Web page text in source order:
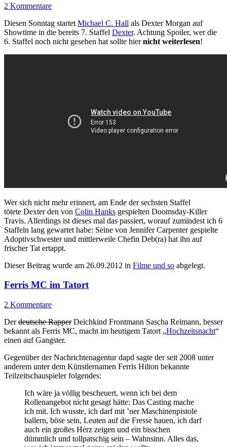
2 Kommentare
Diesen Sonntag startet Michael C. Hall als Dexter Morgan auf
Showtime in die bereits 7. Staffel Dexter. Achtung Spoiler, wer die
6. Staffel noch nicht gesehen hat sollte hiernicht weiterlesen!
Wer sich nicht mehr erinnert, am Ende der sechsten Staffel
tötete Dexter den von Colin Hanks gespielten Doomsday-Killer
Travis. Allerdings ist dieses mal das passiert, worauf zumindest ich 6
Staffeln lang gewartet habe: Seine von Jennifer Carpenter gespielte
Adoptivschwester und mittlerweile Chefin Deb(ra) hat ihn auf
frischer Tat ertappt.
Dieser Beitrag wurde am 26.09.2012 in Filme und so abgelegt.
Ferris MC im Tatort
2 Kommentare
Derdeutsche RapperDeichkind Frontmann Sascha Reimann, besser
bekannt als Ferris MC, macht im heutigem Tatort „Hochzeitsnacht“
einen auf Gangster.
Gegenüber der Nachrichtenagentur dapd sagte der seit 2008 unter
anderem unter dem Künstlernamen Ferris Hilton bekannte
Teilzeitschauspieler folgendes:
Ich wäre ja völlig bescheuert, wenn ich bei dem
Rollenangebot nicht gesagt hätte: Das Casting mache
ich mit. Ich wusste, ich darf mit ’ner Maschinenpistole
ballern, böse sein, Leuten auf die Fresse hauen, ich darf
auch ein großes Herz zeigen und ein bisschen
dümmlich und tollpatschig sein – Wahnsinn. Alles das,